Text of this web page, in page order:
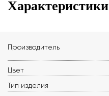
Характеристики
Производитель
Цвет
Тип изделия